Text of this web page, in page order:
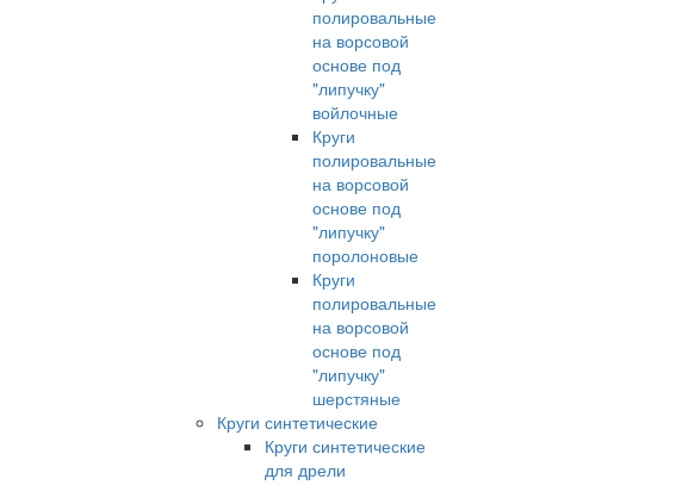
полировальные
на ворсовой
основе под
"липучку"
войлочные
Круги
полировальные
на ворсовой
основе под
"липучку"
поролоновые
Круги
полировальные
на ворсовой
основе под
"липучку"
шерстяные
Круги синтетические
Круги синтетические
для дрели